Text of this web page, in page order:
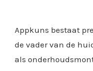
Appkuns bestaat
de vader van de
als